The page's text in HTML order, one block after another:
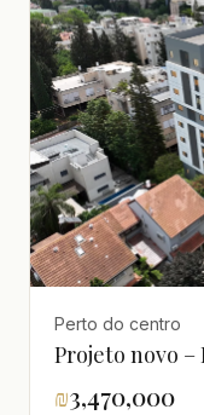
Perto do centro
Projeto novo –
₪3,470,000